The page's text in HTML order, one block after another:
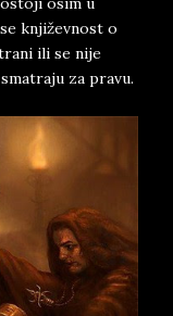
književnost o
ili se nije
za pravu.